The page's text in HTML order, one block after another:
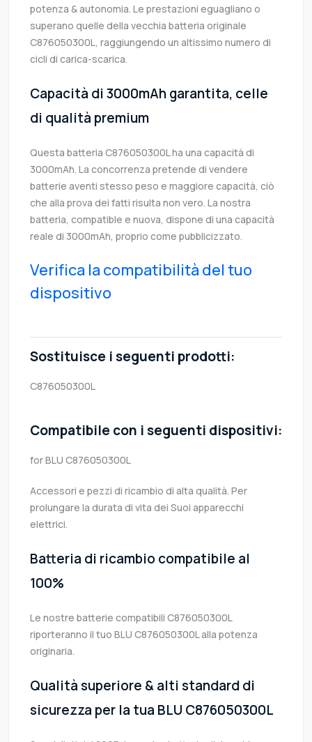
potenza & autonomia. Le prestazioni eguagliano o
superano quelle della vecchia batteria originale
C876050300L, raggiungendo un altissimo numero di
cicli di carica-scarica.
Capacità di 3000mAh garantita, celle
di qualità premium
Questa batteria C876050300L ha una capacità di
3000mAh. La concorrenza pretende di vendere
batterie aventi stesso peso e maggiore capacità, ciò
che alla prova dei fatti risulta non vero. La nostra
batteria, compatible e nuova, dispone di una capacità
reale di 3000mAh, proprio come pubblicizzato.
Verifica la compatibilità del tuo
dispositivo
Sostituisce i seguenti prodotti:
C876050300L
Compatibile con i seguenti dispositivi:
for BLU C876050300L
Accessori e pezzi di ricambio di alta qualità. Per
prolungare la durata di vita dei Suoi apparecchi
elettrici.
Batteria di ricambio compatibile al
100%
Le nostre batterie compatibili C876050300L
riporteranno il tuo BLU C876050300L alla potenza
originaria.
Qualità superiore & alti standard di
sicurezza per la tua BLU C876050300L